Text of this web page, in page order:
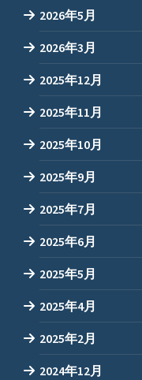
2026年5月
2026年3月
2025年12月
2025年11月
2025年10月
2025年9月
2025年7月
2025年6月
2025年5月
2025年4月
2025年2月
2024年12月